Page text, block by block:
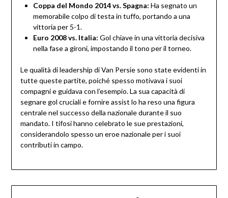
Coppa del Mondo 2014 vs. Spagna: Ha segnato un
memorabile colpo di testa in tuffo, portando a una
vittoria per 5-1.
Euro 2008 vs. Italia: Gol chiave in una vittoria decisiva
nella fase a gironi, impostando il tono per il torneo.
Le qualità di leadership di Van Persie sono state evidenti in
tutte queste partite, poiché spesso motivava i suoi
compagni e guidava con l’esempio. La sua capacità di
segnare gol cruciali e fornire assist lo ha reso una figura
centrale nel successo della nazionale durante il suo
mandato. I tifosi hanno celebrato le sue prestazioni,
considerandolo spesso un eroe nazionale per i suoi
contributi in campo.